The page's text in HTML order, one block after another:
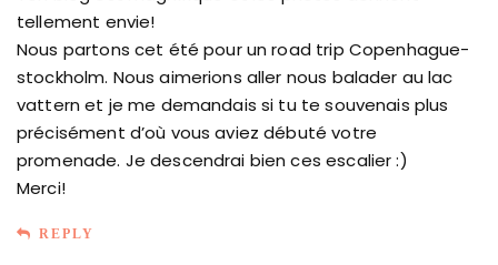
tellement envie!
Nous partons cet été pour un road trip Copenhague-
stockholm. Nous aimerions aller nous balader au lac
vattern et je me demandais si tu te souvenais plus
précisément d’où vous aviez débuté votre
promenade. Je descendrai bien ces escalier :)
Merci!
REPLY